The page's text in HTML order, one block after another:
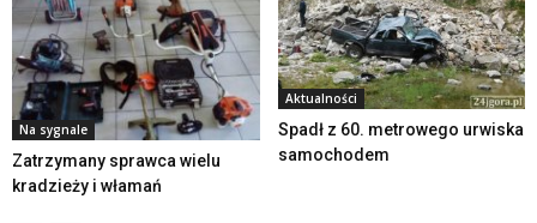
Na sygnale
Zatrzymany sprawca wielu
kradzieży i włamań
Aktualności
Spadł z 60. metrowego urwiska
samochodem